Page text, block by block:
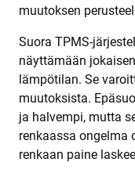
muutoksen
Suora TPMS-
näyttämään
lämpötilan. Se
muutoksista.
ja halvempi, mutta
renkaassa ongelma
renkaan paine